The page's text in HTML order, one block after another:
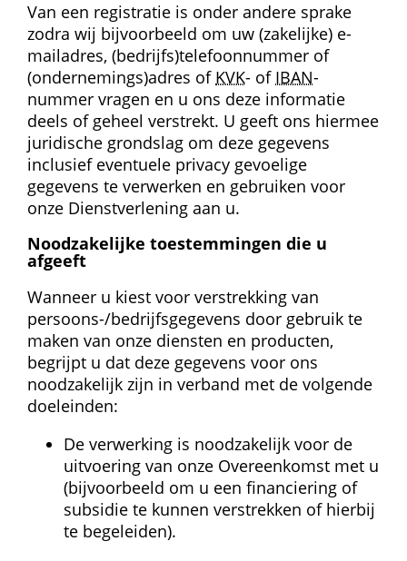
Van een registratie is onder andere sprake
zodra wij bijvoorbeeld om uw (zakelijke) e-
mailadres, (bedrijfs)telefoonnummer of
(ondernemings)adres of KVK- of IBAN-
nummer vragen en u ons deze informatie
deels of geheel verstrekt. U geeft ons hiermee
juridische grondslag om deze gegevens
inclusief eventuele privacy gevoelige
gegevens te verwerken en gebruiken voor
onze Dienstverlening aan u.
Noodzakelijke toestemmingen die u
afgeeft
Wanneer u kiest voor verstrekking van
persoons-/bedrijfsgegevens door gebruik te
maken van onze diensten en producten,
begrijpt u dat deze gegevens voor ons
noodzakelijk zijn in verband met de volgende
doeleinden:
De verwerking is noodzakelijk voor de
uitvoering van onze Overeenkomst met u
(bijvoorbeeld om u een financiering of
subsidie te kunnen verstrekken of hierbij
te begeleiden).